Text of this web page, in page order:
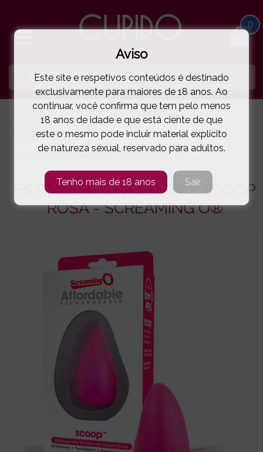
0
ESTIMULADORES CLITÓRIS
THE SCREAMING O
( 44-28881 )
ESTIMULADOR CLITÓRIS SCOOP
ROSA - SCREAMING O®
Aviso
Este site e respetivos conteúdos é destinado
exclusivamente para maiores de 18 anos. Ao
continuar, você confirma que tem pelo menos
18 anos de idade e que está ciente de que
este o mesmo pode incluir material explícito
de natureza sexual, reservado para adultos.
Tenho mais de 18 anos Sair